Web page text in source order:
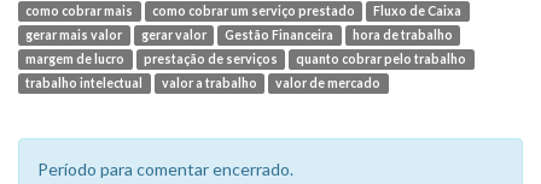
como cobrar mais
como cobrar um serviço prestado
Fluxo de Caixa
gerar mais valor
gerar valor Gestão Financeira
hora de trabalho
margem de lucro
prestação de serviços
quanto cobrar pelo trabalho
trabalho intelectual
valor a trabalho valor de mercado
Período para comentar encerrado.